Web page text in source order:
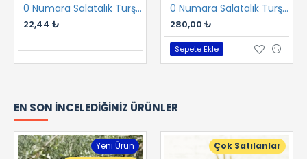
0 Numara Salatalık Turşusu 1700 cc
22,44 ₺
0 Numara Salatalık Turşusu 2 kg
280,00 ₺
Sepete Ekle
EN SON İNCELEDIĞINIZ ÜRÜNLER
Yeni Ürün
Çok Satılanlar